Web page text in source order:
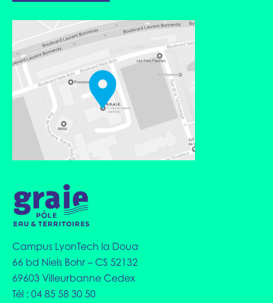
Campus LyonTech la Doua
66 bd Niels Bohr – CS 52132
69603 Villeurbanne Cedex
Tél : 04 85 58 30 50